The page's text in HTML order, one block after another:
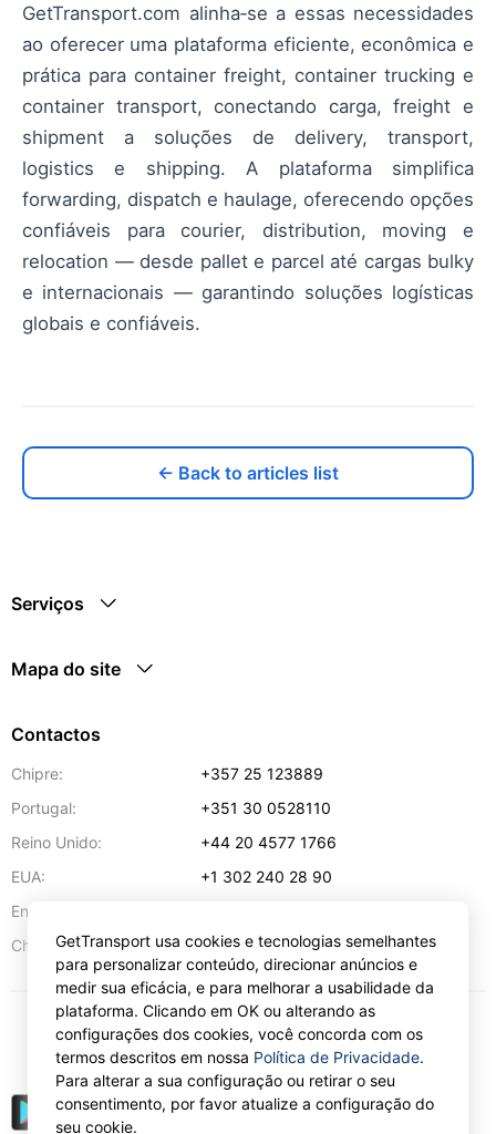
GetTransport.com alinha‑se a essas necessidades
ao oferecer uma plataforma eficiente, econômica e
prática para container freight, container trucking e
container transport, conectando carga, freight e
shipment a soluções de delivery, transport,
logistics e shipping. A plataforma simplifica
forwarding, dispatch e haulage, oferecendo opções
confiáveis para courier, distribution, moving e
relocation — desde pallet e parcel até cargas bulky
e internacionais — garantindo soluções logísticas
globais e confiáveis.
← Back to articles list
Serviços
Mapa do site
Contactos
Chipre:
+357 25 123889
Portugal:
+351 30 0528110
Reino Unido:
+44 20 4577 1766
EUA:
+1 302 240 28 90
Endereço de e-mail:
Chipre:
57 Spyrou Kyprianou,Lárnaca 6051
EUR
GetTransport usa cookies e tecnologias semelhantes
para personalizar conteúdo, direcionar anúncios e
medir sua eficácia, e para melhorar a usabilidade da
plataforma. Clicando em OK ou alterando as
configurações dos cookies, você concorda com os
termos descritos em nossa Política de Privacidade.
Para alterar a sua configuração ou retirar o seu
consentimento, por favor atualize a configuração do
seu cookie.